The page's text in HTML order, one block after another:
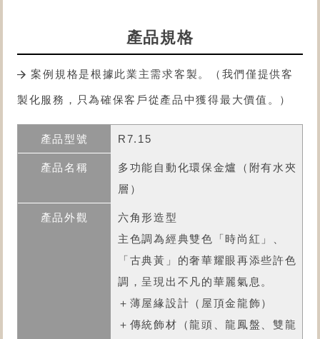
產品規格
案例規格是根據此業主需求客製。（我們僅提供客
製化服務，只為確保客戶從產品中獲得最大價值。）
R7.15
多功能自動化環保金爐
（附有水夾
層）
六角形造型
主色調為經典雙色「時尚紅」、
「古典黃」的奢華耀眼再添些許色
調，呈現出不凡的華麗氣息。
＋薄屋緣設計（屋頂金龍飾）
＋傳統飾材（龍頭、龍鳳盤、雙龍